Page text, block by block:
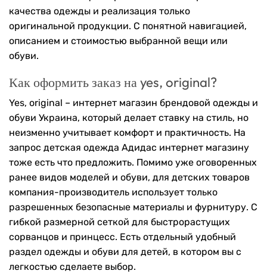
качества одежды и реализация только
оригинальной продукции. С понятной навигацией,
описанием и стоимостью выбранной вещи или
обуви.
Как оформить заказ на yes, original?
Yes, original – интернет магазин брендовой одежды и
обуви Украина, который делает ставку на стиль, но
неизменно учитывает комфорт и практичность. На
запрос детская одежда Адидас интернет магазину
тоже есть что предложить. Помимо уже оговоренных
ранее видов моделей и обуви, для детских товаров
компания-производитель использует только
разрешенных безопасные материалы и фурнитуру. С
гибкой размерной сеткой для быстрорастущих
сорванцов и принцесс. Есть отдельный удобный
раздел одежды и обуви для детей, в котором вы с
легкостью сделаете выбор.